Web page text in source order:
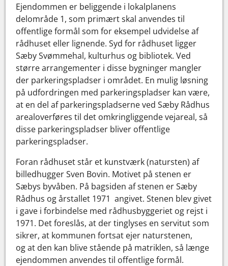
Ejendommen er beliggende i lokalplanens
delområde 1, som primært skal anvendes til
offentlige formål som for eksempel udvidelse af
rådhuset eller lignende. Syd for rådhuset ligger
Sæby Svømmehal, kulturhus og bibliotek. Ved
større arrangementer i disse bygninger mangler
der parkeringspladser i området. En mulig løsning
på udfordringen med parkeringspladser kan være,
at en del af parkeringspladserne ved Sæby Rådhus
arealoverføres til det omkringliggende vejareal, så
disse parkeringspladser bliver offentlige
parkeringspladser.
Foran rådhuset står et kunstværk (natursten) af
billedhugger Sven Bovin. Motivet på stenen er
Sæbys byvåben. På bagsiden af stenen er Sæby
Rådhus og årstallet 1971 angivet. Stenen blev givet
i gave i forbindelse med rådhusbyggeriet og rejst i
1971. Det foreslås, at der tinglyses en servitut som
sikrer, at kommunen fortsat ejer naturstenen,
og at den kan blive stående på matriklen, så længe
ejendommen anvendes til offentlige formål.